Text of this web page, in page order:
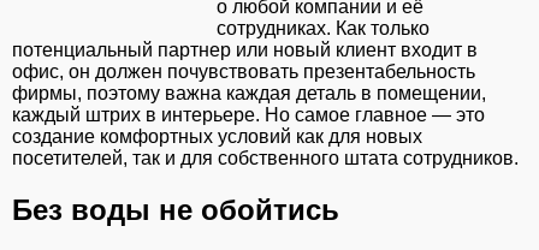
о любой компании и её
сотрудниках. Как только
потенциальный партнер или новый клиент входит в
офис, он должен почувствовать презентабельность
фирмы, поэтому важна каждая деталь в помещении,
каждый штрих в интерьере. Но самое главное — это
создание комфортных условий как для новых
посетителей, так и для собственного штата сотрудников.
Без воды не обойтись